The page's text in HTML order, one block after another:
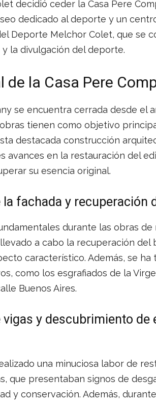
decidió ceder la Casa Pere
dedicado al deporte y un
Deporte Melchor Colet, que se
la divulgación del deporte.
de la Casa Pere
se encuentra cerrada desde el
tienen como objetivo
destacada construcción
avances en la restauración del
su esencia original.
la fachada y recuperación
durante las obras
a cabo la recuperación del
característico. Además, se
como los esgrafiados de la
Buenos Aires.
vigas y descubrimiento de
una minuciosa labor de
que presentaban signos de
y conservación. Además,